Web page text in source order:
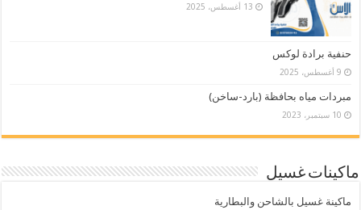
13 أغسطس، 2025
حنفية برادة لوكس
9 أغسطس، 2025
مبردات مياه بحافظة (بارد-ساخن)
10 سبتمبر، 2023
ماكينات غسيل
ماكينة غسيل بالشاحن والبطارية